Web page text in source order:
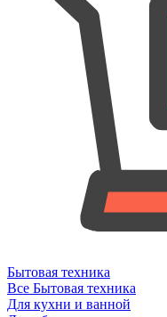
Бытовая техника
Все Бытовая техника
Для кухни и ванной